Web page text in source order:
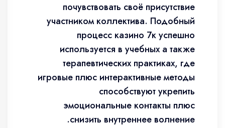
почувствовать своё присутствие
участником коллектива. Подобный
процесс казино 7к успешно
используется в учебных а также
терапевтических практиках, где
игровые плюс интерактивные методы
способствуют укрепить
эмоциональные контакты плюс
снизить внутреннее волнение.